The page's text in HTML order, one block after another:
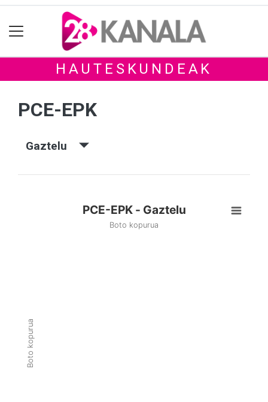
HAUTESKUNDEAK
PCE-EPK
Gaztelu
Boto kopurua
PCE-EPK - Gaztelu
Boto kopurua